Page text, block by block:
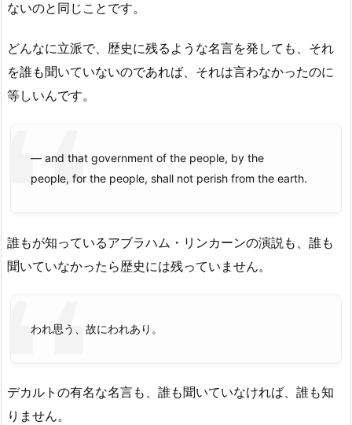
ないのと同じことです。
どんなに立派で、歴史に残るような名言を発しても、それ
を誰も聞いていないのであれば、それは言わなかったのに
等しいんです。
― and that government of the people, by the
people, for the people, shall not perish from the earth.
誰もが知っているアブラハム・リンカーンの演説も、誰も
聞いていなかったら歴史には残っていません。
われ思う、故にわれあり。
デカルトの有名な名言も、誰も聞いていなければ、誰も知
りません。